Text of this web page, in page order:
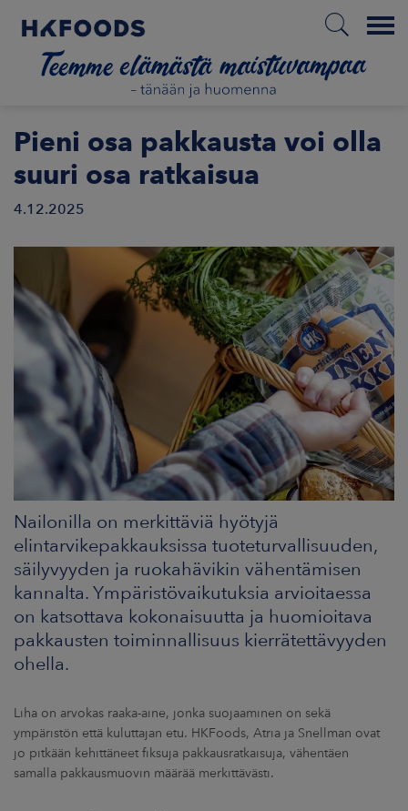
Menu
ETUSIVU
MEISTÄ
Pieni osa pakkausta voi olla
suuri osa ratkaisua
4.12.2025
Nailonilla on merkittäviä hyötyjä
elintarvikepakkauksissa tuoteturvallisuuden,
säilyvyyden ja ruokahävikin vähentämisen
kannalta. Ympäristövaikutuksia arvioitaessa
on katsottava kokonaisuutta ja huomioitava
pakkausten toiminnallisuus kierrätettävyyden
ohella.
Liha on arvokas raaka-aine, jonka suojaaminen on sekä
ympäristön että kuluttajan etu. HKFoods, Atria ja Snellman ovat
jo pitkään kehittäneet fiksuja pakkausratkaisuja, vähentäen
samalla pakkausmuovin määrää merkittävästi.